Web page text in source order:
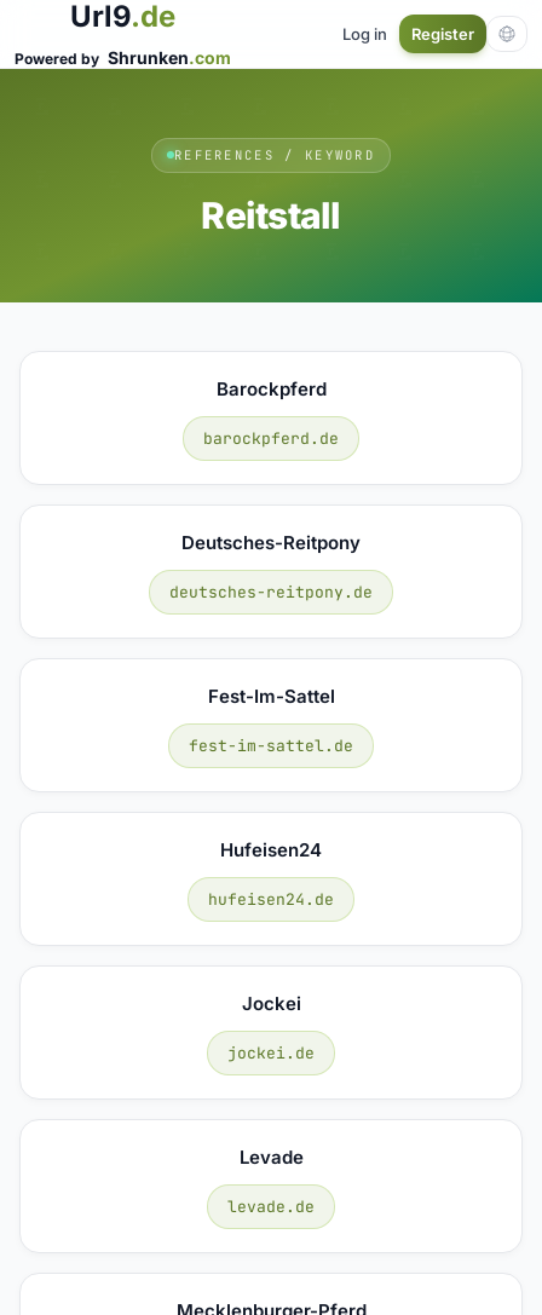
Url9.de
Powered by Shrunken.com
Log in Register
REFERENCES / KEYWORD
Reitstall
Barockpferd
barockpferd.de
Deutsches-Reitpony
deutsches-reitpony.de
Fest-Im-Sattel
fest-im-sattel.de
Hufeisen24
hufeisen24.de
Jockei
jockei.de
Levade
levade.de
Mecklenburger-Pferd